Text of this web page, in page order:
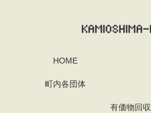
HOME
町内各団体
有価物回収